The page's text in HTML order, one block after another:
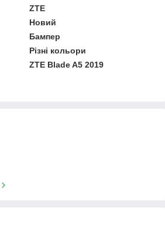
ZTE
Новий
Бампер
Різні кольори
ZTE Blade A5 2019